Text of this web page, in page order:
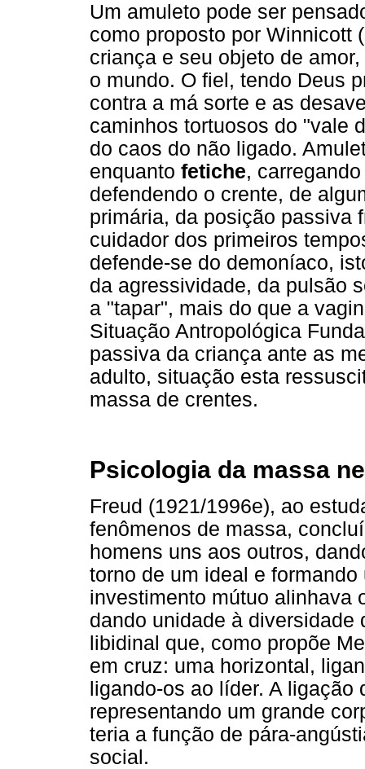
Um amuleto pode ser
como proposto por Winnicott
criança e seu objeto de
o mundo. O fiel, tendo Deus
contra a má sorte e as
caminhos tortuosos do "vale
do caos do não ligado.
enquanto fetiche,
defendendo o crente, de
primária, da posição passiva
cuidador dos primeiros
defende-se do demoníaco,
da agressividade, da pulsão
a "tapar", mais do que a
Situação Antropológica
passiva da criança ante as
adulto, situação esta
massa de crentes.
Psicologia da massa
Freud (1921/1996e), ao
fenômenos de massa,
homens uns aos outros,
torno de um ideal e
investimento mútuo alinhava
dando unidade à diversidade
libidinal que, como propõe
em cruz: uma horizontal,
ligando-os ao líder. A
representando um grande
teria a função de pára-
social.